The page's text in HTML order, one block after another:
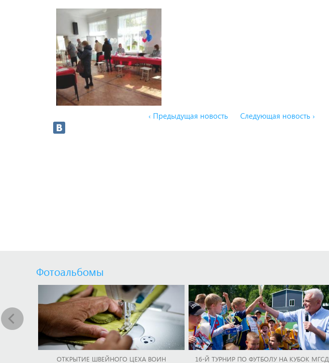
‹ Предыдущая новость Следующая новость ›
Фотоальбомы
ОТКРЫТИЕ ШВЕЙНОГО ЦЕХА ВОИН 16-Й ТУРНИР ПО ФУТБОЛУ НА КУБОК МГСД